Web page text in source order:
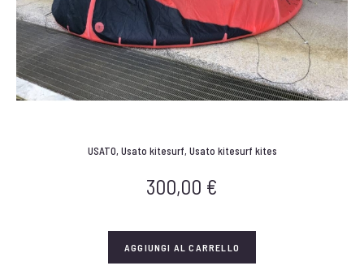
USATO, Usato kitesurf, Usato kitesurf kites
300,00 €
AGGIUNGI AL CARRELLO